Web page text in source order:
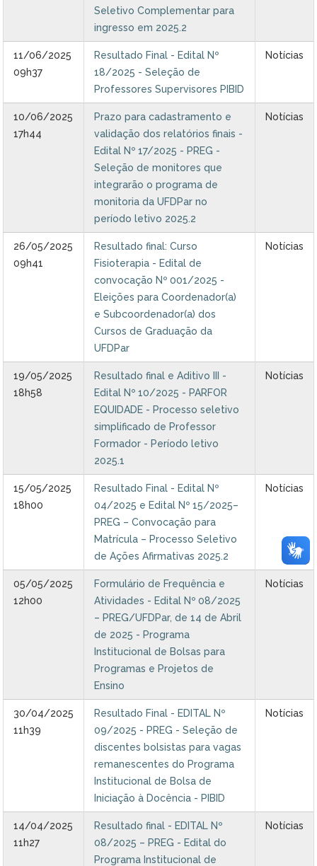
Seletivo Complementar para
ingresso em 2025.2
11/06/2025
09h37
Resultado Final - Edital Nº
18/2025 - Seleção de
Professores Supervisores PIBID
Notícias
10/06/2025
17h44
Prazo para cadastramento e
validação dos relatórios finais -
Edital Nº 17/2025 - PREG -
Seleção de monitores que
integrarão o programa de
monitoria da UFDPar no
período letivo 2025.2
Notícias
26/05/2025
09h41
Resultado final: Curso
Fisioterapia - Edital de
convocação Nº 001/2025 -
Eleições para Coordenador(a)
e Subcoordenador(a) dos
Cursos de Graduação da
UFDPar
Notícias
19/05/2025
18h58
Resultado final e Aditivo III -
Edital Nº 10/2025 - PARFOR
EQUIDADE - Processo seletivo
simplificado de Professor
Formador - Período letivo
2025.1
Notícias
15/05/2025
18h00
Resultado Final - Edital Nº
04/2025 e Edital Nº 15/2025–
PREG – Convocação para
Matrícula – Processo Seletivo
de Ações Afirmativas 2025.2
Notícias
05/05/2025
12h00
Formulário de Frequência e
Atividades - Edital Nº 08/2025
– PREG/UFDPar, de 14 de Abril
de 2025 - Programa
Institucional de Bolsas para
Programas e Projetos de
Ensino
Notícias
30/04/2025
11h39
Resultado Final - EDITAL Nº
09/2025 - PREG - Seleção de
discentes bolsistas para vagas
remanescentes do Programa
Institucional de Bolsa de
Iniciação à Docência - PIBID
Notícias
14/04/2025
11h27
Resultado final - EDITAL Nº
08/2025 – PREG - Edital do
Programa Institucional de
Notícias